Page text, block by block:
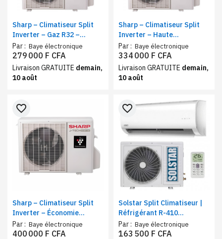
Sharp – Climatiseur Split
Inverter – Gaz R32 –
Capacité de
refroidissement 12000 BTU
Par : Baye électronique
279 000 F CFA
Livraison GRATUITE demain,
10 août
Sharp – Climatiseur Split
Inverter – Haute
performance – Gaz R32 –
18000 BTU
Par : Baye électronique
334 000 F CFA
Livraison GRATUITE demain,
10 août
Sharp – Climatiseur Split
Inverter – Économie
d’énergie – Gaz R32 –
24000 BTU
Par : Baye électronique
favorite_border
400 000 F CFA
Solstar Split Climatiseur |
Réfrigérant R-410
Refroidissement efficace |
9000 BTU
Par : Baye électronique
favorite_border
163 500 F CFA